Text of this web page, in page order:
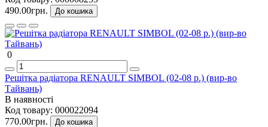
490.00грн.
До кошика
0
Решітка радіатора RENAULT SIMBOL (02-08 р.) (вир-во
Тайвань)
В наявності
Код товару: 000022094
770.00грн.
До кошика